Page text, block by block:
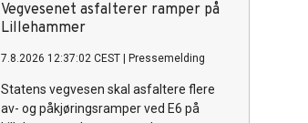
Vegvesenet asfalterer ramper på
Lillehammer
7.8.2026 12:37:02 CEST Pressemelding
Statens vegvesen skal asfaltere flere
av- og påkjøringsramper ved E6 på